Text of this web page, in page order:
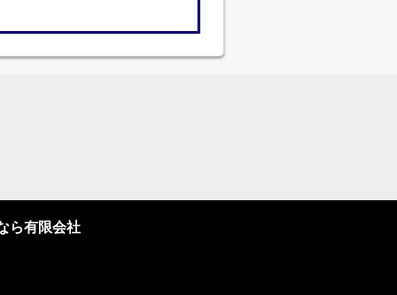
ら有限会社